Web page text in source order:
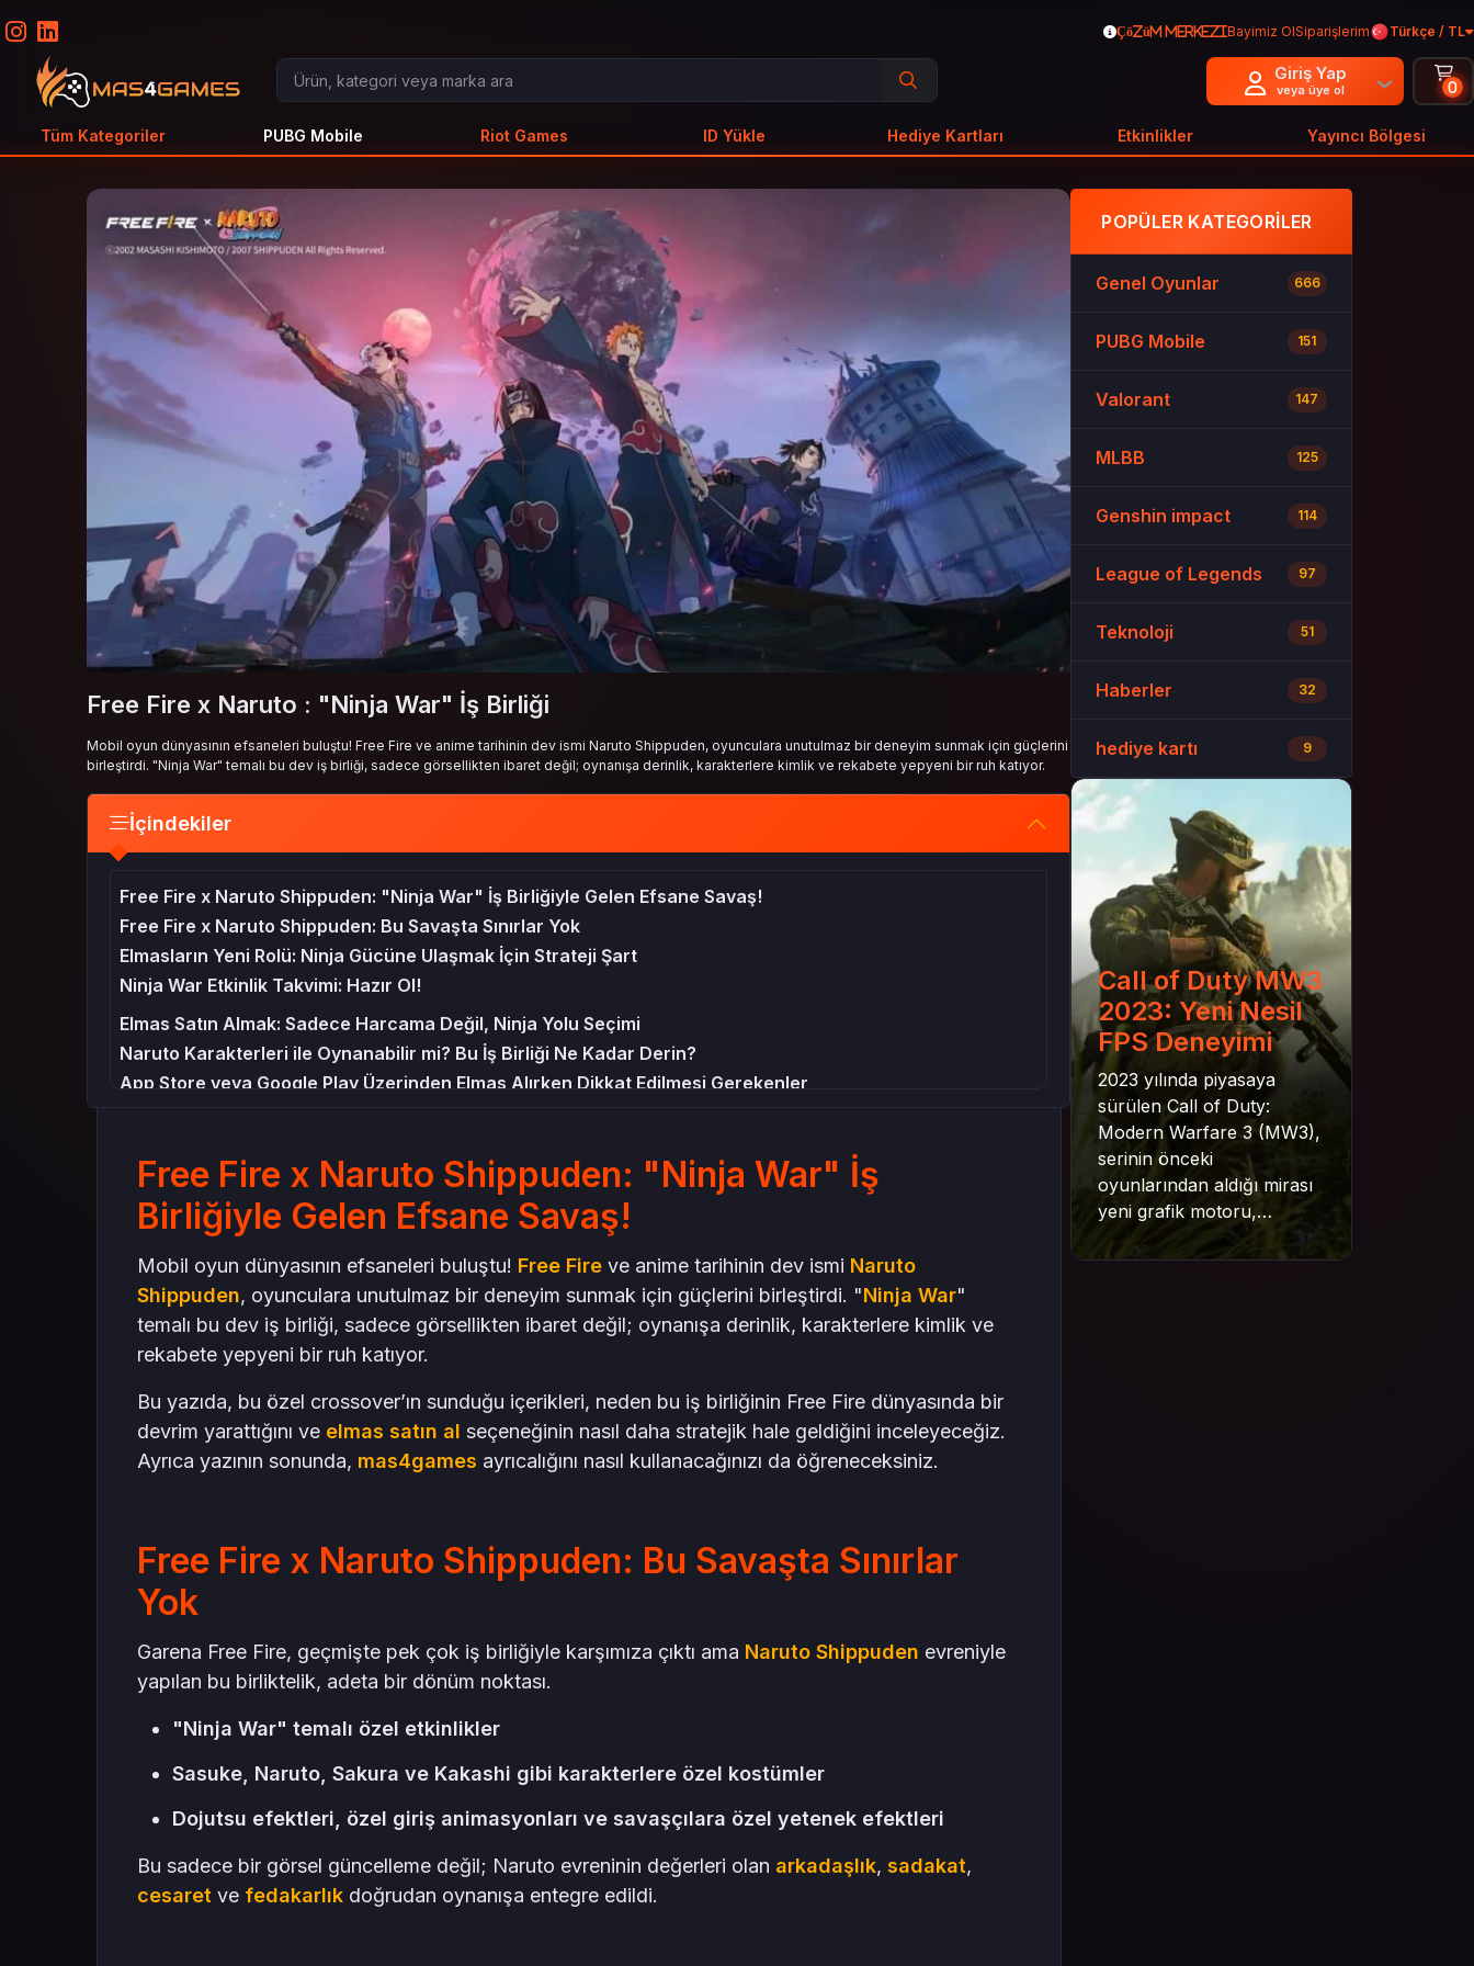
Çözüm MerkeziBayimiz OlSiparişlerim Türkçe / TL
Giriş Yap
veya üye ol 0
Tüm Kategoriler PUBG Mobile Riot Games ID Yükle Hediye Kartları Etkinlikler Yayıncı Bölgesi
Free Fire x Naruto : "Ninja War" İş Birliği
Mobil oyun dünyasının efsaneleri buluştu! Free Fire ve anime tarihinin dev ismi Naruto Shippuden, oyunculara unutulmaz bir deneyim sunmak için güçlerini
birleştirdi. "Ninja War" temalı bu dev iş birliği, sadece görsellikten ibaret değil; oynanışa derinlik, karakterlere kimlik ve rekabete yepyeni bir ruh katıyor.
İçindekiler
Free Fire x Naruto Shippuden: "Ninja War" İş Birliğiyle Gelen Efsane Savaş!
Free Fire x Naruto Shippuden: Bu Savaşta Sınırlar Yok
Elmasların Yeni Rolü: Ninja Gücüne Ulaşmak İçin Strateji Şart
Ninja War Etkinlik Takvimi: Hazır Ol!
Elmas Satın Almak: Sadece Harcama Değil, Ninja Yolu Seçimi
Naruto Karakterleri ile Oynanabilir mi? Bu İş Birliği Ne Kadar Derin?
App Store veya Google Play Üzerinden Elmas Alırken Dikkat Edilmesi Gerekenler
Free Fire x Naruto Shippuden: "Ninja War" İş
Birliğiyle Gelen Efsane Savaş!
Mobil oyun dünyasının efsaneleri buluştu! Free Fireve anime tarihinin dev ismi Naruto
Shippuden, oyunculara unutulmaz bir deneyim sunmak için güçlerini birleştirdi. "Ninja War"
temalı bu dev iş birliği, sadece görsellikten ibaret değil; oynanışa derinlik, karakterlere kimlik ve
rekabete yepyeni bir ruh katıyor.
Bu yazıda, bu özel crossover’ın sunduğu içerikleri, neden bu iş birliğinin Free Fire dünyasında bir
devrim yarattığını ve elmas satın al seçeneğinin nasıl daha stratejik hale geldiğini inceleyeceğiz.
Ayrıca yazının sonunda, mas4games ayrıcalığını nasıl kullanacağınızı da öğreneceksiniz.
Free Fire x Naruto Shippuden: Bu Savaşta Sınırlar
Yok
Garena Free Fire, geçmişte pek çok iş birliğiyle karşımıza çıktı ama Naruto Shippuden evreniyle
yapılan bu birliktelik, adeta bir dönüm noktası.
"Ninja War" temalı özel etkinlikler
Sasuke, Naruto, Sakura ve Kakashi gibi karakterlere özel kostümler
Dojutsu efektleri, özel giriş animasyonları ve savaşçılara özel yetenek efektleri
Bu sadece bir görsel güncelleme değil; Naruto evreninin değerleri olan arkadaşlık, sadakat,
cesaret ve fedakarlıkdoğrudan oynanışa entegre edildi.
POPÜLER KATEGORILER
Genel Oyunlar 666
PUBG Mobile 151
Valorant 147
MLBB 125
Genshin impact 114
League of Legends 97
Teknoloji 51
Haberler 32
hediye kartı 9
Call of Duty MW3
2023: Yeni Nesil
FPS Deneyimi
2023 yılında piyasaya
sürülen Call of Duty:
Modern Warfare 3 (MW3),
serinin önceki
oyunlarından aldığı mirası
yeni grafik motoru,
mekanik gelişimler ve daha
derin senaryo yapısıyla